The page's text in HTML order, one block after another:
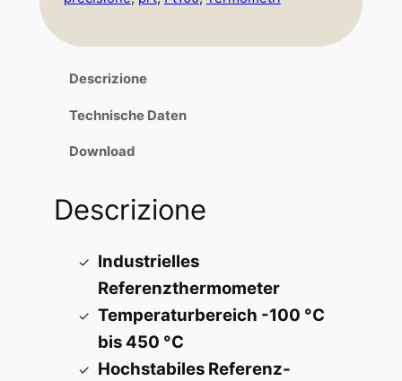
Descrizione
Technische Daten
Download
Descrizione
Industrielles
Referenzthermometer
Temperaturbereich -100 °C
bis 450 °C
Hochstabiles Referenz-